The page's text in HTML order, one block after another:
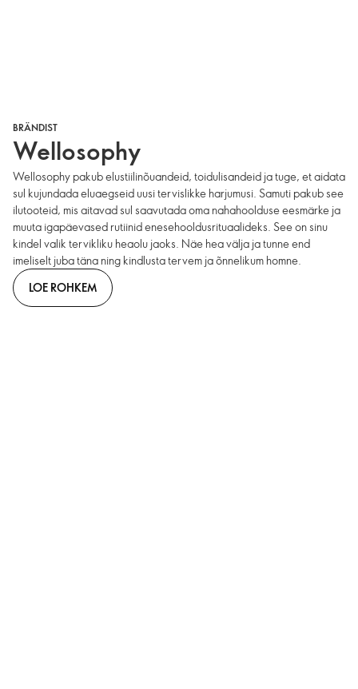
BRÄNDIST
Wellosophy
Wellosophy pakub elustiilinõuandeid, toidulisandeid ja tuge, et aidata
sul kujundada eluaegseid uusi tervislikke harjumusi. Samuti pakub see
ilutooteid, mis aitavad sul saavutada oma nahahoolduse eesmärke ja
muuta igapäevased rutiinid enesehooldusrituaalideks. See on sinu
kindel valik tervikliku heaolu jaoks. Näe hea välja ja tunne end
imeliselt juba täna ning kindlusta tervem ja õnnelikum homne.
LOE ROHKEM